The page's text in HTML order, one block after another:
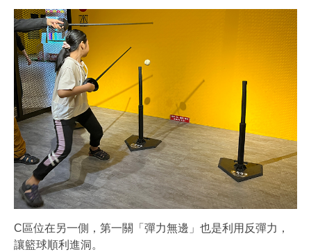
C區位在另一側，第一關「彈力無邊」也是利用反彈力，
讓籃球順利進洞。